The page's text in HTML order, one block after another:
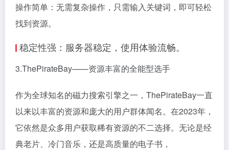
操作简单：无需复杂操作，只需输入关键词，即可轻松
找到资源。
稳定性强：服务器稳定，使用体验流畅。
3.ThePirateBay——资源丰富的全能型选手
作为全球知名的磁力搜索引擎之一，ThePirateBay一直
以来以丰富的资源和庞大的用户群体闻名。在2023年，
它依然是众多用户获取稀有资源的不二选择。无论是经
典老片、冷门音乐，还是高质量的电子书，